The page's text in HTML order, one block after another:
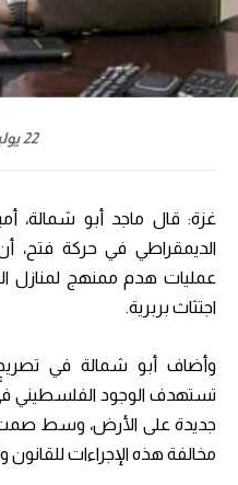
22 يوليو، 2019
غزة: قال ماجد أبو شمالة،
الديمقراطي في حركة فتح،
عمليات هدم ممنهج لمنازل
اجتثاث بربرية.
وأضاف أبو شمالة في
تستهدف الوجود الفلسطيني في
جديدة على الأرض، وسط صمت
مخالفة هذه الإجراءات للقانون